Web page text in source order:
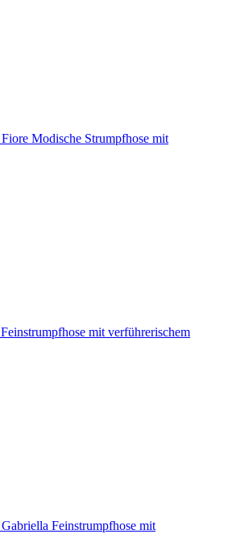
Fiore Modische Strumpfhose mit
Feinstrumpfhose mit verführerischem
Gabriella Feinstrumpfhose mit